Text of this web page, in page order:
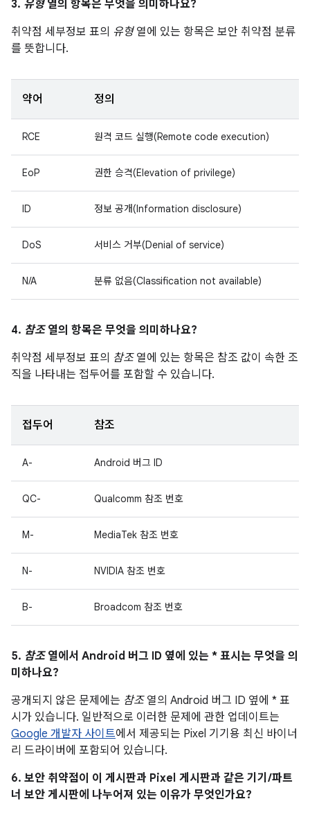
3. 유형열의 항목은 무엇을 의미하나요?
취약점 세부정보 표의 유형열에 있는 항목은 보안 취약점 분류
를 뜻합니다.
약어 정의
RCE 원격 코드 실행(Remote code execution)
EoP 권한 승격(Elevation of privilege)
ID 정보 공개(Information disclosure)
DoS 서비스 거부(Denial of service)
N/A 분류 없음(Classification not available)
4. 참조열의 항목은 무엇을 의미하나요?
취약점 세부정보 표의 참조열에 있는 항목은 참조 값이 속한 조
직을 나타내는 접두어를 포함할 수 있습니다.
접두어 참조
A- Android 버그 ID
QC- Qualcomm 참조 번호
M- MediaTek 참조 번호
N- NVIDIA 참조 번호
B- Broadcom 참조 번호
5. 참조열에서 Android 버그 ID 옆에 있는 * 표시는 무엇을 의
미하나요?
공개되지 않은 문제에는 참조열의 Android 버그 ID 옆에 * 표
시가 있습니다. 일반적으로 이러한 문제에 관한 업데이트는
Google 개발자 사이트에서 제공되는 Pixel 기기용 최신 바이너
리 드라이버에 포함되어 있습니다.
6. 보안 취약점이 이 게시판과 Pixel 게시판과 같은 기기/파트
너 보안 게시판에 나누어져 있는 이유가 무엇인가요?